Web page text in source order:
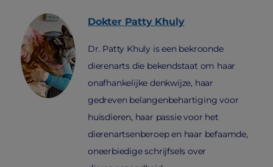
Dokter Patty Khuly
Dr. Patty Khuly is een bekroonde
dierenarts die bekendstaat om haar
onafhankelijke denkwijze, haar
gedreven belangenbehartiging voor
huisdieren, haar passie voor het
dierenartsenberoep en haar befaamde,
oneerbiedige schrijfsels over